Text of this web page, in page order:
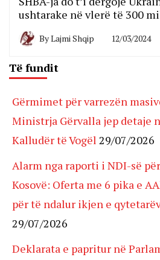
ushtarake në vlerë të 300
ByLajmi Shqip 12/03/2024
Të fundit
Gërmimet për varrezën
Ministrja Gërvalla jep detaje
Kalludër të Vogël 29/07/2026
Alarm nga raporti i NDI-së
Kosovë: Oferta me 6 pika e
për të ndalur ikjen e
29/07/2026
Deklarata e papritur në